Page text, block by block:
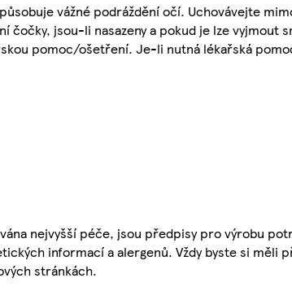
vážné podráždění očí. Uchovávejte
jsou-li nasazeny a pokud je lze vyjmout
pomoc/ošetření. Je-li nutná lékařská
nejvyšší péče, jsou předpisy pro výrobu
informací a alergenů. Vždy byste si měli
stránkách.